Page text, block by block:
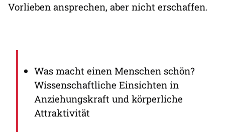
Vorlieben ansprechen, aber nicht erschaffen.
Was macht einen Menschen schön?
Wissenschaftliche Einsichten in
Anziehungskraft und körperliche
Attraktivität